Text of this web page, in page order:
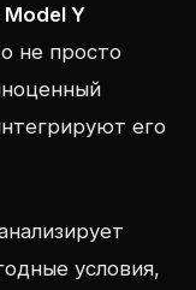
Model Y
не просто
его
условия,